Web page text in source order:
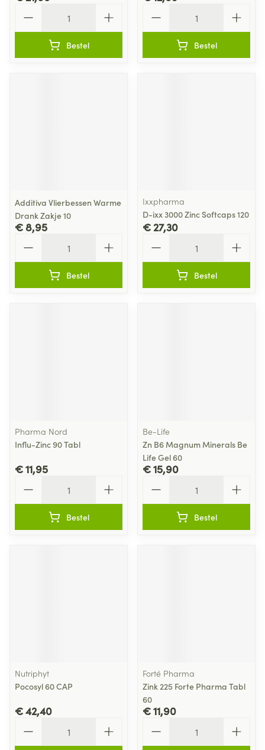
Bestel Bestel
Additiva Vlierbessen Warme
Drank Zakje 10
€ 8,95
Bestel
Ixxpharma
D-ixx 3000 Zinc Softcaps 120
€ 27,30
Bestel
Pharma Nord
Influ-Zinc 90 Tabl
€ 11,95
Bestel
Be-Life
Zn B6 Magnum Minerals Be
Life Gel 60
€ 15,90
Bestel
Nutriphyt
Pocosyl 60 CAP
€ 42,40
Forté Pharma
Zink 225 Forte Pharma Tabl
60
€ 11,90